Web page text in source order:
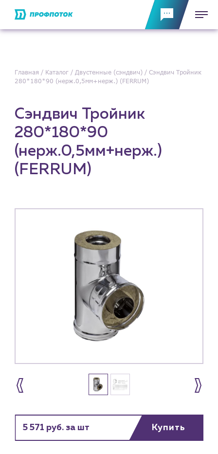
Главная Каталог Двустенные (сэндвич)
Сэндвич Тройник
280*180*90 (нерж.0,5мм+нерж.) (FERRUM)
Сэндвич Тройник
280*180*90
(нерж.0,5мм+нерж.)
(FERRUM)
5 571 руб. за шт Купить